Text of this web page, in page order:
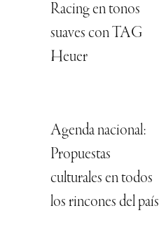
Racing en tonos
suaves con TAG
Heuer
Agenda nacional:
Propuestas
culturales en todos
los rincones del país